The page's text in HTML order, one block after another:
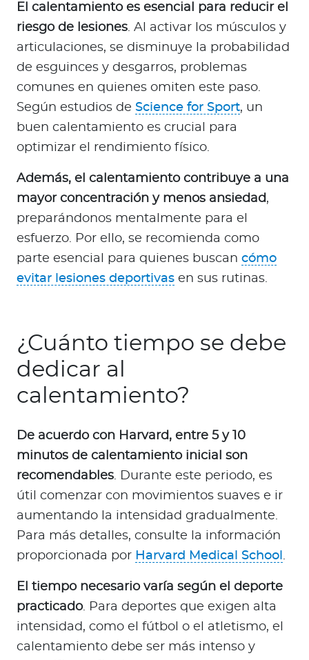
El calentamiento es esencial para reducir el
riesgo de lesiones. Al activar los músculos y
articulaciones, se disminuye la probabilidad
de esguinces y desgarros, problemas
comunes en quienes omiten este paso.
Según estudios de Science for Sport, un
buen calentamiento es crucial para
optimizar el rendimiento físico.
Además, el calentamiento contribuye a una
mayor concentración y menos ansiedad,
preparándonos mentalmente para el
esfuerzo. Por ello, se recomienda como
parte esencial para quienes buscan cómo
evitar lesiones deportivas en sus rutinas.
¿Cuánto tiempo se debe
dedicar al
calentamiento?
De acuerdo con Harvard, entre 5 y 10
minutos de calentamiento inicial son
recomendables. Durante este periodo, es
útil comenzar con movimientos suaves e ir
aumentando la intensidad gradualmente.
Para más detalles, consulte la información
proporcionada por Harvard Medical School .
El tiempo necesario varía según el deporte
practicado. Para deportes que exigen alta
intensidad, como el fútbol o el atletismo, el
calentamiento debe ser más intenso y